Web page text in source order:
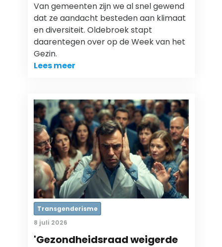
Van gemeenten zijn we al snel gewend
dat ze aandacht besteden aan klimaat
en diversiteit. Oldebroek stapt
daarentegen over op de Week van het
Gezin.
Lees meer
Transgenderisme
8 juli 2026
'Gezondheidsraad weigerde